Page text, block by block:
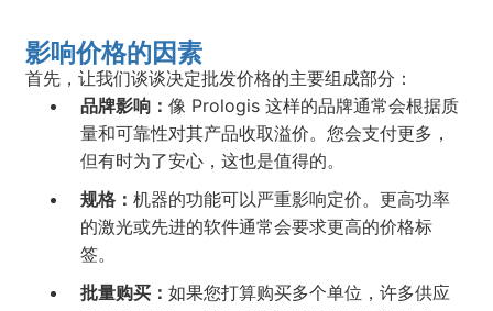
影响价格的因素
首先，让我们谈谈决定批发价格的主要组成部分：
品牌影响：像 Prologis 这样的品牌通常会根据质
量和可靠性对其产品收取溢价。您会支付更多，
但有时为了安心，这也是值得的。
规格：机器的功能可以严重影响定价。更高功率
的激光或先进的软件通常会要求更高的价格标
签。
批量购买：如果您打算购买多个单位，许多供应